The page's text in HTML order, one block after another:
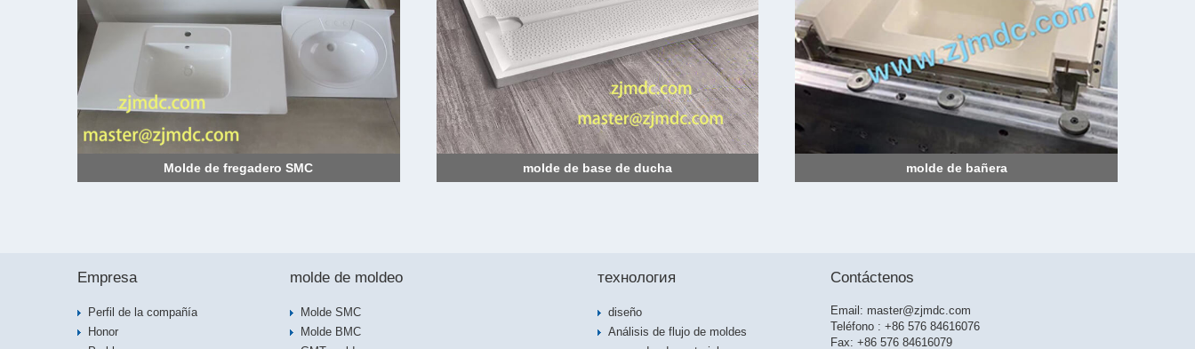
Molde de fregadero SMC molde de base de ducha molde de bañera
Empresa
Perfil de la compañía
Honor
molde de moldeo
Molde SMC
Molde BMC
технология
diseño
Análisis de flujo de moldes
Contáctenos
Email: master@zjmdc.com
Teléfono : +86 576 84616076
Fax: +86 576 84616079